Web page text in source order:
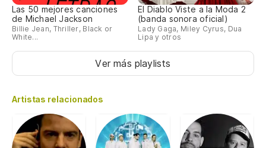
Las 50 mejores canciones
de Michael Jackson
Billie Jean, Thriller, Black or
White...
El Diablo Viste a la Moda 2
(banda sonora oficial)
Lady Gaga, Miley Cyrus, Dua
Lipa y otros
Ver más playlists
Artistas relacionados